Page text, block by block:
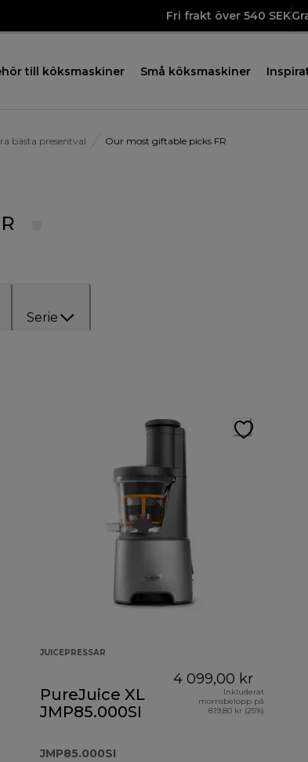
Fri frakt över 540 SEK
till köksmaskiner Små köksmaskiner
bästa presentval Our most giftable picks FR
Serie
JUICEPRESSAR
PureJuice XL
JMP85.000SI
JMP85.000SI
4 099,00 kr
Inkluderat
momsbelopp på
819,80 kr (25%)